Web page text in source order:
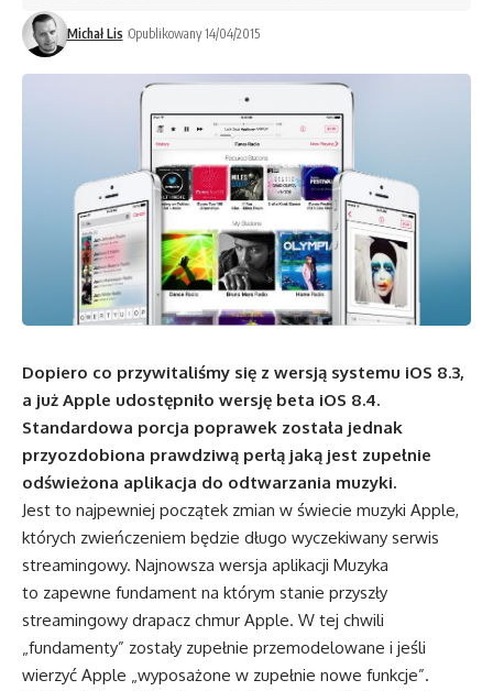
Michał Lis Opublikowany 14/04/2015
Dopiero co przywitaliśmy się z wersją systemu iOS 8.3,
a już Apple udostępniło wersję beta iOS 8.4.
Standardowa porcja poprawek została jednak
przyozdobiona prawdziwą perłą jaką jest zupełnie
odświeżona aplikacja do odtwarzania muzyki.
Jest to najpewniej początek zmian w świecie muzyki Apple,
których zwieńczeniem będzie długo wyczekiwany serwis
streamingowy. Najnowsza wersja aplikacji Muzyka
to zapewne fundament na którym stanie przyszły
streamingowy drapacz chmur Apple. W tej chwili
„fundamenty” zostały zupełnie przemodelowane i jeśli
wierzyć Apple „wyposażone w zupełnie nowe funkcje”.